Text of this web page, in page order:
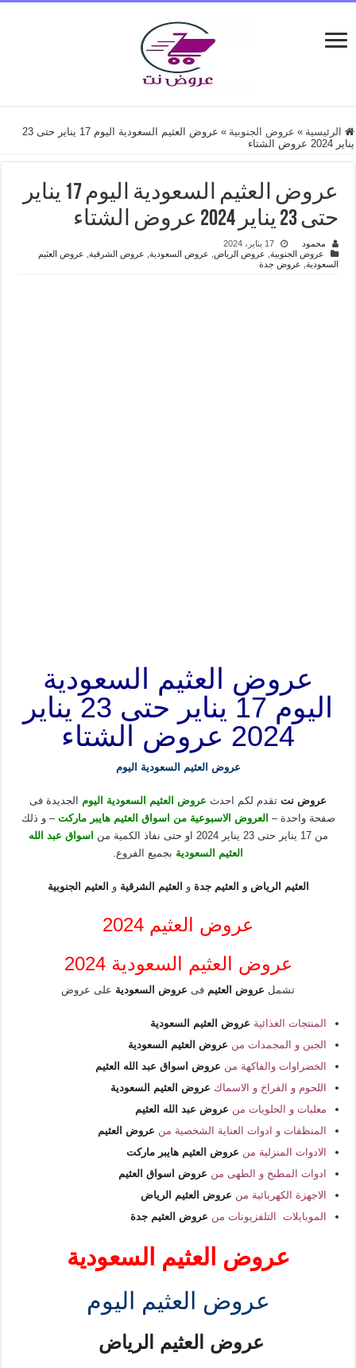
الرئيسية » عروض الجنوبية »
عروض العثيم السعودية اليوم 17 يناير حتى 23
يناير 2024 عروض الشتاء
عروض العثيم السعودية اليوم 17 يناير
حتى 23 يناير 2024 عروض الشتاء
محمود
17 يناير، 2024
عروض الجنوبية, عروض الرياض, عروض السعودية, عروض الشرقية, عروض العثيم
السعودية, عروض جدة
عروض العثيم السعودية
اليوم 17 يناير حتى 23 يناير
2024 عروض الشتاء
عروض العثيم السعودية اليوم
عروض نتتقدم لكم احدث عروض العثيم السعودية اليوم
الجديدة فى
صفحة واحدة – العروض الاسبوعية من اسواق العثيم هايبر ماركت– و ذلك
من 17 يناير حتى 23 يناير 2024 او حتى نفاذ الكمية من
اسواق عبد الله
العثيم السعودية بجميع الفروع.
العثيم الرياضو العثيم جدةو العثيم الشرقية والعثيم الجنوبية
عروض العثيم 2024
عروض العثيم السعودية 2024
تشمل عروض العثيم فى عروض السعوديةعلى عروض
المنتجات الغذائية عروض العثيم السعودية
الجبن و المجمدات من عروض العثيم السعودية
الخضراوات والفاكهة من عروض اسواق عبد الله العثيم
اللحوم و الفراخ و الاسماك عروض العثيم السعودية
معلبات و الحلويات من عروض عبد الله العثيم
المنظفات و ادوات العناية الشخصية من عروض العثيم
الادوات المنزلية من عروض العثيم هايبر ماركت
ادوات المطبخ و الطهى من عروض اسواق العثيم
الاجهزة الكهربائية من عروض العثيم الرياض
الموبايلات التلفزيونات من عروض العثيم جدة
عروض العثيم السعودية
عروض العثيم اليوم
عروض العثيم الرياض